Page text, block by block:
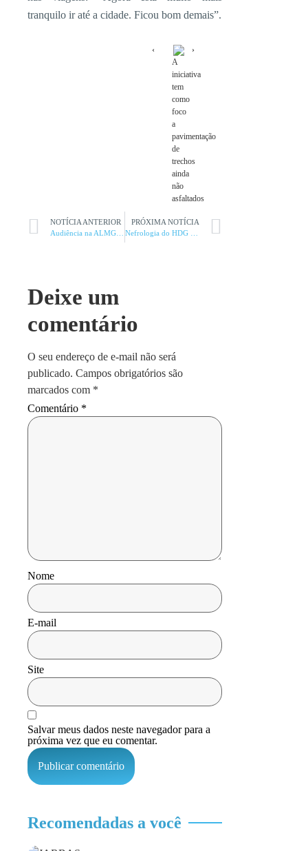
tranquilo ir até a cidade. Ficou bom demais”.
A
iniciativa
tem
como
foco
a
pavimentação
de
trechos
ainda
não
asfaltados
NOTÍCIA ANTERIOR
PRÓXIMA NOTÍCIA
Deixe um
comentário
O seu endereço de e-mail não será
publicado. Campos obrigatórios são
marcados com *
Comentário *
Nome
E-mail
Site
Salvar meus dados neste navegador para a
próxima vez que eu comentar.
Recomendadas a você